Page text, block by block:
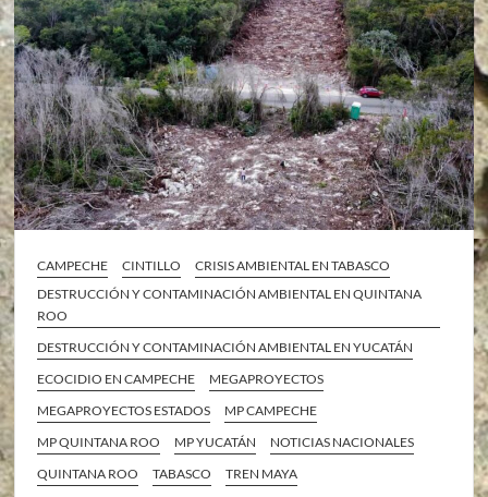
CAMPECHE CINTILLO
CRISIS AMBIENTAL EN TABASCO
DESTRUCCIÓN Y CONTAMINACIÓN AMBIENTAL EN QUINTANA
ROO
DESTRUCCIÓN Y CONTAMINACIÓN AMBIENTAL EN YUCATÁN
ECOCIDIO EN CAMPECHE
MEGAPROYECTOS
MEGAPROYECTOS ESTADOS
MP CAMPECHE
MP QUINTANA ROO
MP YUCATÁN
NOTICIAS NACIONALES
QUINTANA ROO
TABASCO
TREN MAYA